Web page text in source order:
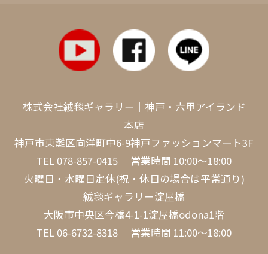
株式会社絨毯ギャラリー｜神戸・六甲アイランド
本店
神戸市東灘区向洋町中6-9神戸ファッションマート3F
TEL 078-857-0415 営業時間 10:00～18:00
火曜日・水曜日定休(祝・休日の場合は平常通り)
絨毯ギャラリー淀屋橋
大阪市中央区今橋4-1-1淀屋橋odona1階
TEL 06-6732-8318 営業時間 11:00～18:00